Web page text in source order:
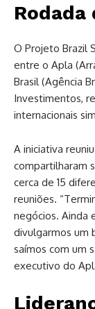
Rodada
O Projeto Brazil
entre o Apla
Brasil (Agência
Investimentos,
internacionais
A iniciativa
compartilharam
cerca de 15
reuniões.
negócios. Ainda
divulgarmos um
saímos com um
executivo do